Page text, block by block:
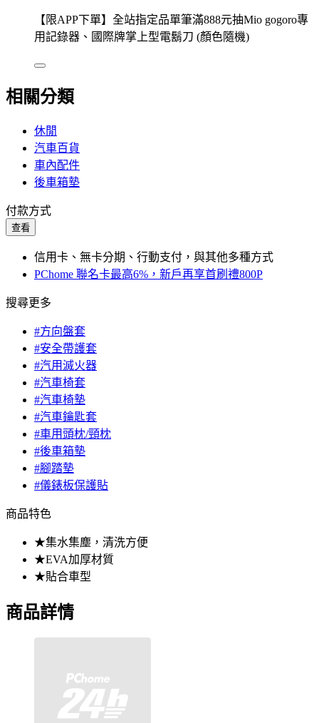
【限APP下單】全站指定品單筆滿888元抽Mio gogoro專
用記錄器、國際牌掌上型電鬍刀 (顏色隨機)
相關分類
休閒
汽車百貨
車內配件
後車箱墊
付款方式
查看
信用卡、無卡分期、行動支付，與其他多種方式
PChome 聯名卡最高6%，新戶再享首刷禮800P
搜尋更多
#方向盤套
#安全帶護套
#汽用滅火器
#汽車椅套
#汽車椅墊
#汽車鑰匙套
#車用頭枕/頸枕
#後車箱墊
#腳踏墊
#儀錶板保護貼
商品特色
★集水集塵，清洗方便
★EVA加厚材質
★貼合車型
商品詳情